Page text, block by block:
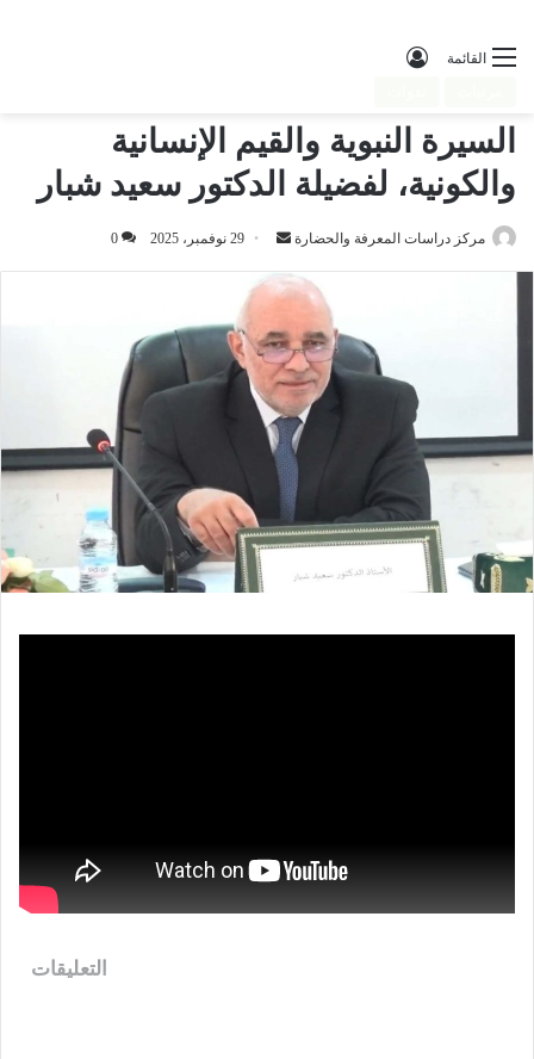
القائمة
السيرة النبوية والقيم الإنسانية
والكونية، لفضيلة الدكتور سعيد شبار
مركز دراسات المعرفة والحضارة
أرسل
بريدا
إلكترونيا
29 نوفمبر، 2025 0
التعليقات